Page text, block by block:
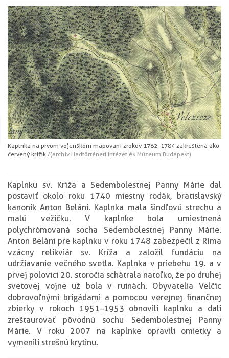
Kaplnka na prvom vojenskom mapovaní z rokov 1782–1784 zakreslená ako
červený krížik /(archív Hadtörténeti Intézet és Múzeum Budapest)
Kaplnku sv. Kríža a Sedembolestnej Panny Márie dal
postaviť okolo roku 1740 miestny rodák, bratislavský
kanonik Anton Beláni. Kaplnka mala šindľovú strechu a
malú vežičku. V kaplnke bola umiestnená
polychrómovaná socha Sedembolestnej Panny Márie.
Anton Beláni pre kaplnku v roku 1748 zabezpečil z Ríma
vzácny relikviár sv. Kríža a založil fundáciu na
udržiavanie večného svetla. Kaplnka v priebehu 19. a v
prvej polovici 20. storočia schátrala natoľko, že po druhej
svetovej vojne už bola v ruinách. Obyvatelia Velčíc
dobrovoľnými brigádami a pomocou verejnej finančnej
zbierky v rokoch 1951–1953 obnovili kaplnku a dali
zreštaurovať pôvodnú sochu Sedembolestnej Panny
Márie. V roku 2007 na kaplnke opravili omietky a
vymenili strešnú krytinu.